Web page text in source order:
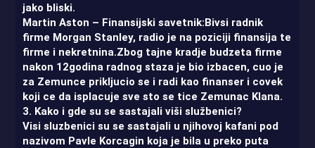
jako bliski.
Martin Aston – Finansijski savetnik:Bivsi radnik
firme Morgan Stanley, radio je na poziciji finansija te
firme i nekretnina.Zbog tajne kradje budzeta firme
nakon 12godina radnog staza je bio izbacen, cuo je
za Zemunce prikljucio se i radi kao finanser i covek
koji ce da isplacuje sve sto se tice Zemunac Klana.
3. Kako i gde su se sastajali viši službenici?
Visi sluzbenici su se sastajali u njihovoj kafani pod
nazivom Pavle Korcagin koja je bila u preko puta